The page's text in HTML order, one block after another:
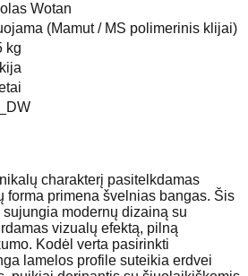
Wotan
(Mamut / MS polimerinis klijai)
kg
charakterį pasitelkdamas
forma primena švelnias bangas. Šis
modernų dizainą su
vizualų efektą, pilną
Kodėl verta pasirinkti
lamelos profile suteikia erdvei